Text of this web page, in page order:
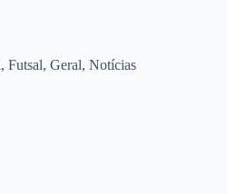
,Futsal,Geral,Notícias